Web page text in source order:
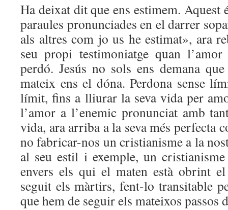
Ha deixat dit que ens estimem. Aquest
paraules pronunciades en el darrer
als altres com jo us he estimat», ara
seu propi testimoniatge quan
perdó. Jesús no sols ens demana
mateix ens el dóna. Perdona sense
límit, fins a lliurar la seva vida per
l’amor a l’enemic pronunciat amb
vida, ara arriba a la seva més perfecta
no fabricar-nos un cristianisme a la
al seu estil i exemple, un
envers els qui el maten està obrint
seguit els màrtirs, fent-lo transitable
que hem de seguir els mateixos passos